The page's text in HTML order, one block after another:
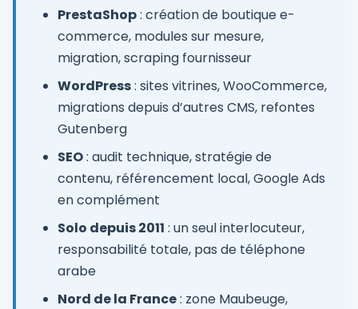
PrestaShop: création de boutique e-
commerce, modules sur mesure,
migration, scraping fournisseur
WordPress: sites vitrines, WooCommerce,
migrations depuis d’autres CMS, refontes
Gutenberg
SEO: audit technique, stratégie de
contenu, référencement local, Google Ads
en complément
Solo depuis 2011 : un seul interlocuteur,
responsabilité totale, pas de téléphone
arabe
Nord de la France: zone Maubeuge,